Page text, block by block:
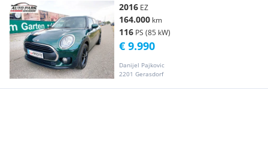
2016 EZ
164.000 km
116 PS (85 kW)
Danijel Pajkovic
2201 Gerasdorf
€ 9.990